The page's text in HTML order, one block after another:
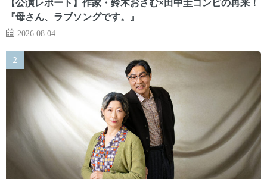
『母さん、ラブソングです。』
2026.08.04